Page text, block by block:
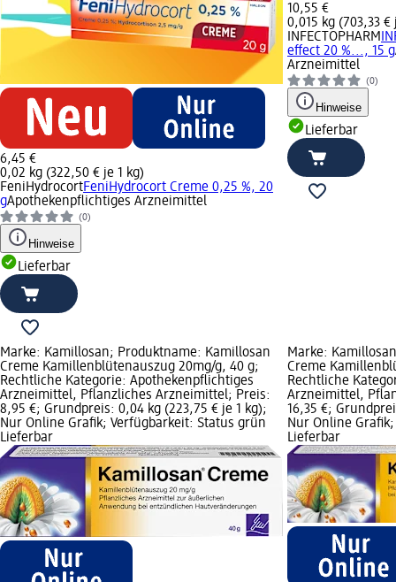
6,45 €
0,02 kg (322,50 € je 1 kg)
FeniHydrocortFeniHydrocort Creme 0,25 %, 20
gApothekenpflichtiges Arzneimittel
(0)
Hinweise
Lieferbar
10,55 €
0,015 kg (703,33 €
INFECTOPHARM
effect 20 %..., 15 g
Arzneimittel
(0)
Hinweise
Lieferbar
Marke: Kamillosan; Produktname: Kamillosan
Creme Kamillenblütenauszug 20mg/g, 40 g;
Rechtliche Kategorie: Apothekenpflichtiges
Arzneimittel, Pflanzliches Arzneimittel; Preis:
8,95 €; Grundpreis: 0,04 kg (223,75 € je 1 kg);
Nur Online Grafik; Verfügbarkeit: Status grün
Lieferbar
Marke:
Creme
Rechtliche
Arzneimittel,
16,35 €;
Nur Online
Lieferbar